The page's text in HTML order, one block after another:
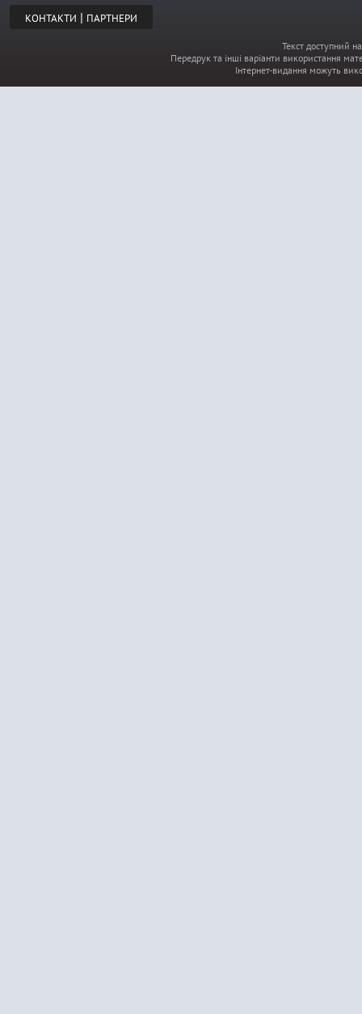
КОНТАКТИ | ПАРТНЕРИ
Текст доступний
Передрук та інші варіанти використання
Інтернет-видання можуть